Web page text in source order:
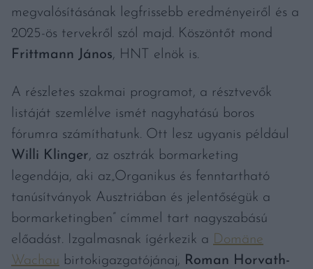
megvalósításának legfrissebb eredményeiről és a
2025-ös tervekről szól majd. Köszöntőt mond
Frittmann János, HNT elnök is.
A részletes szakmai programot, a résztvevők
listáját szemlélve ismét nagyhatású boros
fórumra számíthatunk. Ott lesz ugyanis például
Willi Klinger, az osztrák bormarketing
legendája, aki az„Organikus és fenntartható
tanúsítványok Ausztriában és jelentőségük a
bormarketingben” címmel tart nagyszabású
előadást. Izgalmasnak ígérkezik a Domäne
Wachau birtokigazgatójánaj, Roman Horvath-